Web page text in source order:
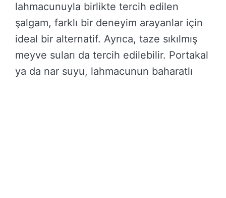
lahmacunuyla birlikte tercih edilen
şalgam, farklı bir deneyim arayanlar için
ideal bir alternatif. Ayrıca, taze sıkılmış
meyve suları da tercih edilebilir. Portakal
ya da nar suyu, lahmacunun baharatlı